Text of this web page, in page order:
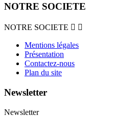
NOTRE SOCIETE
NOTRE SOCIETE  
Mentions légales
Présentation
Contactez-nous
Plan du site
Newsletter
Newsletter